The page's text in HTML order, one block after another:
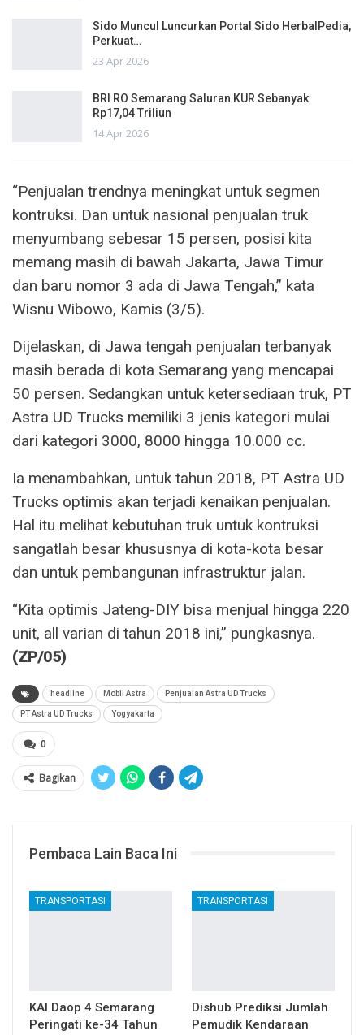
Sido Muncul Luncurkan Portal Sido HerbalPedia,
Perkuat…
23 Apr 2026
BRI RO Semarang Saluran KUR Sebanyak
Rp17,04 Triliun
14 Apr 2026
“Penjualan trendnya meningkat untuk segmen
kontruksi. Dan untuk nasional penjualan truk
menyumbang sebesar 15 persen, posisi kita
memang masih di bawah Jakarta, Jawa Timur
dan baru nomor 3 ada di Jawa Tengah,” kata
Wisnu Wibowo, Kamis (3/5).
Dijelaskan, di Jawa tengah penjualan terbanyak
masih berada di kota Semarang yang mencapai
50 persen. Sedangkan untuk ketersediaan truk, PT
Astra UD Trucks memiliki 3 jenis kategori mulai
dari kategori 3000, 8000 hingga 10.000 cc.
Ia menambahkan, untuk tahun 2018, PT Astra UD
Trucks optimis akan terjadi kenaikan penjualan.
Hal itu melihat kebutuhan truk untuk kontruksi
sangatlah besar khususnya di kota-kota besar
dan untuk pembangunan infrastruktur jalan.
“Kita optimis Jateng-DIY bisa menjual hingga 220
unit, all varian di tahun 2018 ini,” pungkasnya.
(ZP/05)
headline Mobil Astra Penjualan Astra UD Trucks
PT Astra UD Trucks Yogyakarta
0
Bagikan
Pembaca Lain Baca Ini
TRANSPORTASI
KAI Daop 4 Semarang
Peringati ke-34 Tahun
TRANSPORTASI
Dishub Prediksi Jumlah
Pemudik Kendaraan